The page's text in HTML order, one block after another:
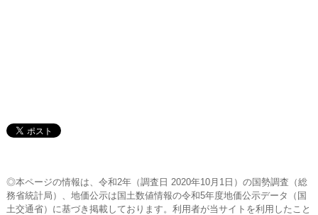
◎本ページの情報は、令和2年（調査日 2020年10月1日）の国勢調査（総
務省統計局）、地価公示は国土数値情報の令和5年度地価公示データ（国
土交通省）に基づき掲載しております。利用者が当サイトを利用したこと